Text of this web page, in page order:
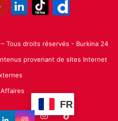
Tous droits réservés - Burkina 24
provenant de sites Internet
FR
LinkedinYouTubeInstagram
TikTok